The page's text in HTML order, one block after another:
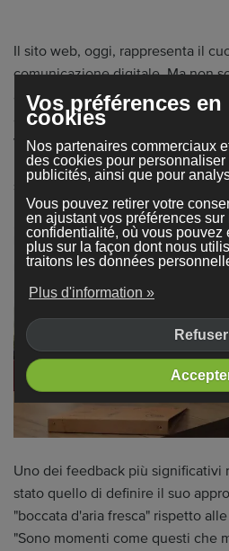
Il sito web, oggi, rappresenta il
comunicazione digitale. Ma non
anche l'email marketing per
albergatori, offrendo servizi su
vantaggi pensati per stabilire
umano per me è fondamentale.
sento parte del team di ogni hotel
Uno dei feedback più significativi
stato quello di definire il suo
"boccata d'aria fresca" rispetto
"Sono momenti come questi che
Vos préférences en
cookies
Nos partenaires commerciaux
des cookies pour
publicités, ainsi que pour
Vous pouvez retirer votre
en ajustant vos préférences sur
confidentialité, où vous pouvez
plus sur la façon dont nous
traitons les données
Plus d'information »
Refuser